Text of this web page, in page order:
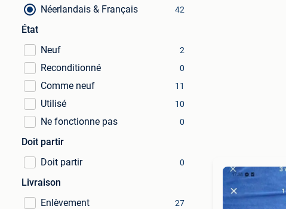
Néerlandais & Français 42
État
Neuf
2
Reconditionné 0
Comme neuf 11
Utilisé 10
Ne fonctionne pas 0
Doit partir
Doit partir
0
Livraison
Enlèvement
27